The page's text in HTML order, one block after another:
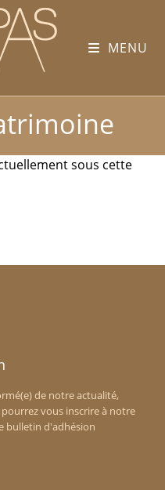
MENU
sous cette
de notre actualité,
vous inscrire à notre
bulletin d'adhésion